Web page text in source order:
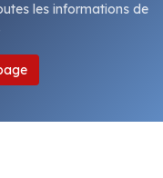
les informations de